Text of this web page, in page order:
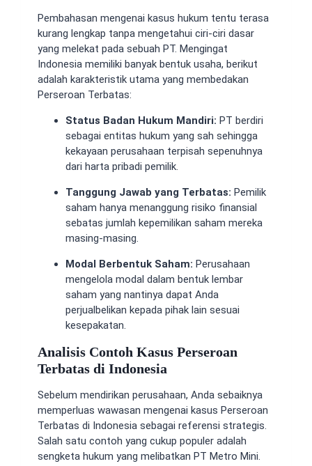
Pembahasan mengenai kasus hukum tentu terasa
kurang lengkap tanpa mengetahui ciri-ciri dasar
yang melekat pada sebuah PT. Mengingat
Indonesia memiliki banyak bentuk usaha, berikut
adalah karakteristik utama yang membedakan
Perseroan Terbatas:
Status Badan Hukum Mandiri: PT berdiri
sebagai entitas hukum yang sah sehingga
kekayaan perusahaan terpisah sepenuhnya
dari harta pribadi pemilik.
Tanggung Jawab yang Terbatas: Pemilik
saham hanya menanggung risiko finansial
sebatas jumlah kepemilikan saham mereka
masing-masing.
Modal Berbentuk Saham: Perusahaan
mengelola modal dalam bentuk lembar
saham yang nantinya dapat Anda
perjualbelikan kepada pihak lain sesuai
kesepakatan.
Analisis Contoh Kasus Perseroan
Terbatas di Indonesia
Sebelum mendirikan perusahaan, Anda sebaiknya
memperluas wawasan mengenai kasus Perseroan
Terbatas di Indonesia sebagai referensi strategis.
Salah satu contoh yang cukup populer adalah
sengketa hukum yang melibatkan PT Metro Mini.